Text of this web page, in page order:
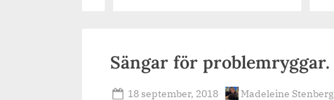
Sängar för problemryggar.
Posted
18 september, 2018 By
Madeleine Stenberg